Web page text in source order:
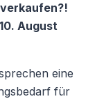
August
eine
für